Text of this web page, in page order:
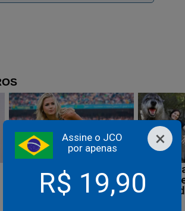
×
Assine o JCO
por apenas
R$ 19,90